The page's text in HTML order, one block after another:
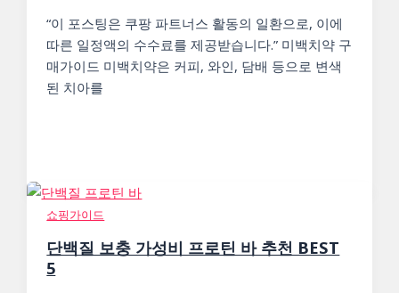
“이 포스팅은 쿠팡 파트너스 활동의 일환으로, 이에
따른 일정액의 수수료를 제공받습니다.” 미백치약 구
매가이드 미백치약은 커피, 와인, 담배 등으로 변색
된 치아를
쇼핑가이드
단백질 보충 가성비 프로틴 바 추천 BEST
5